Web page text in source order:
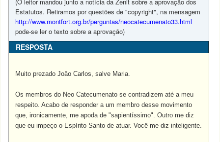
Estatutos. Retiramos por questões de "copyright", na mensagem
http://www.montfort.org.br/perguntas/neocatecumenato33.html
pode-se ler o texto sobre a aprovação)
RESPOSTA
Muito prezado João Carlos, salve Maria.
Os membros do Neo Catecumenato se contradizem até a meu
respeito. Acabo de responder a um membro desse movimento
que, ironicamente, me apoda de "sapientíssimo". Outro me diz
que eu impeço o Espírito Santo de atuar. Você me diz inteligente.